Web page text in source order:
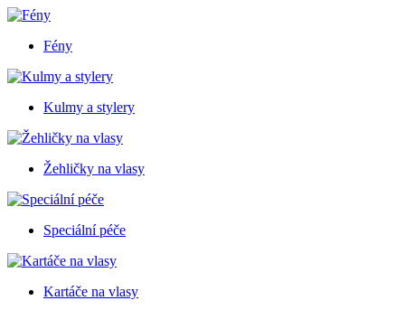
Fény
Kulmy a stylery
Žehličky na vlasy
Speciální péče
Kartáče na vlasy